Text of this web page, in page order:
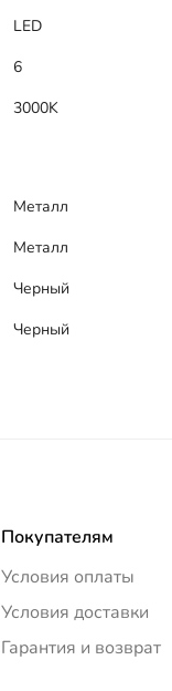
LED
6
3000K
Металл
Металл
Черный
Черный
Покупателям
Условия оплаты
Условия доставки
Гарантия и возврат